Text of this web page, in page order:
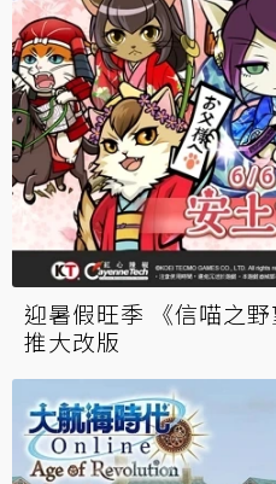
迎暑假旺季 《信喵之野
推大改版